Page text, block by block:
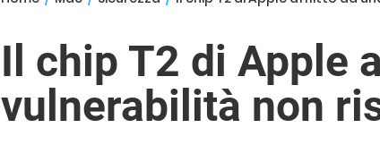
Il chip T2 di Apple
vulnerabilità non